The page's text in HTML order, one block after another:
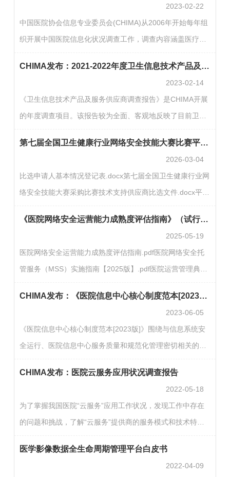
录部分和技术验证情况报告等内容。说明：《指南》旨在为
医疗机构提供参考和指导，发布单位不对使用过程中可能出
现的经济、技术和法律风险承担责任。如果您在使用《指
南》过程中发现任何问题或有待改进之处，请及时向我们提
2023-02-22
中国医院协会信息专业委员会(CHIMA)从2006年开始每年组
织开展中国医院信息化状况调查工作，调查内容涵盖医疗行
用系统建设及发展过程中遇到的问题与解决方法等，既有客
观数据，又有主观洞见。调查范围覆盖全国千余家二级和三
级医院，内容全面，数据真实，是我国医院信息化调查研究
工作开展最为长久，内容最为全面，能客观展现我国医疗行
业信息化进展与趋势的专业研究报告。多年来，中国医院信
CHIMA发布：2021-2022年度卫生信息技术产品及服务供应商调查报告
2023-02-14
《卫生信息技术产品及服务供应商调查报告》是CHIMA开展
的年度调查项目。该报告较为全面、客观地反映了目前卫生
信息化发展的预期。通过调查使厂商和医院对医疗信息化产
业和市场有了更为深入的了解，为厂商、医院乃至政府决策
提供参考数据，以更好地为医疗信息化厂商、医院及政府机
构服务。《2021-2022年度卫生信息技术产品及服务供应商
调查报告》共收到来自卫生信息技术相关厂商的公司负责
第七届全国卫生健康行业网络安全技能大赛比赛平台供应商比选公告
2026-03-04
比选申请人基本情况登记表.docx第七届全国卫生健康行业网
络安全技能大赛采购比赛技术支持供应商比选文件.docx平台
《医院网络安全运营能力成熟度评估指南》（试行版）《医院网络安全托管服务（MSS）实施指南》（2025版）《…
2025-05-19
医院网络安全运营能力成熟度评估指南.pdf医院网络安全托
管服务（MSS）实施指南【2025版】.pdf医院运营管理典型
CHIMA发布：《医院信息中心核心制度范本[2023版]》
2023-06-05
《医院信息中心核心制度范本[2023版]》围绕与信息系统安
全运行、医院信息中心服务质量和规范化管理密切相关的共
项管理制度、信息化建设项目实施管理制度、信息化建设项
目验收管理制度、值班制度、用户服务管理制度、数据服务
管理制度、机房管理制度、数据备份管理制度、网络安全管
理制度、信息系统应急管理制度、资产管理制度、文档管理
制度。本制度着眼点在于信息中心自身的管理，旨在为各医
CHIMA发布：医院云服务应用状况调查报告
2022-05-18
为了掌握我国医院“云服务”应用工作状况，发现工作中存在
的问题和挑战，了解“云服务”提供商的服务模式和技术特
员会组织开展了2022年度《医院云服务应用状况调查》工
作，以便为开展“云服务”发展趋势研究，揭示应用发展的障
医学影像数据全生命周期管理平台白皮书
2022-04-09